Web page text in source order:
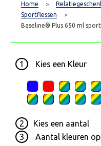
Home >
Sportflessen >
Baseline® Plus 650 ml
1 Kies een Kleur
2 Kies een aantal
3
Aantal kleuren